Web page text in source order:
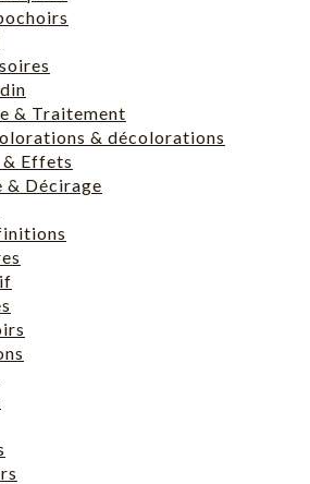
& Traitement
& décolorations
Effets
& Décirage